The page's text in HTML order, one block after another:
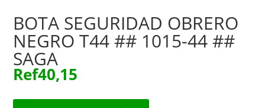
BOTA SEGURIDAD OBRERO
NEGRO T44 ## 1015-44 ##
SAGA
Ref40,15